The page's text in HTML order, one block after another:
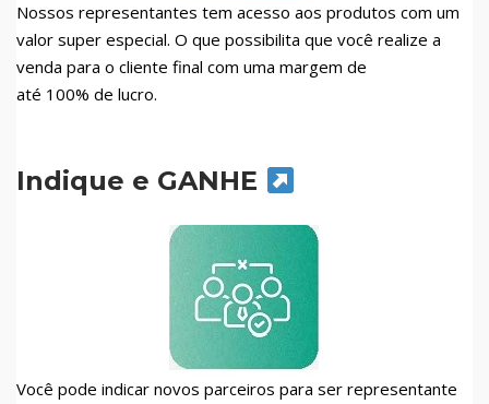
Nossos representantes tem acesso aos produtos com um
valor super especial. O que possibilita que você realize a
venda para o cliente final com uma margem de
até 100% de lucro.
Indique e GANHE
Você pode indicar novos parceiros para ser representante